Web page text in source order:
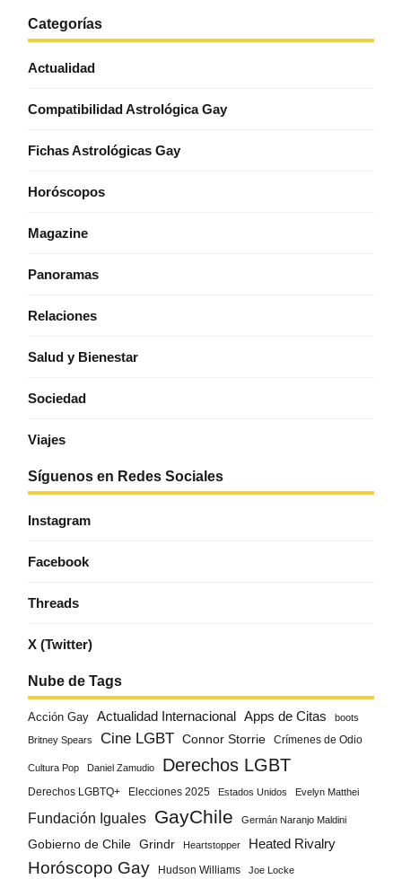
Categorías
Actualidad
Compatibilidad Astrológica Gay
Fichas Astrológicas Gay
Horóscopos
Magazine
Panoramas
Relaciones
Salud y Bienestar
Sociedad
Viajes
Síguenos en Redes Sociales
Instagram
Facebook
Threads
X (Twitter)
Nube de Tags
Acción Gay Actualidad Internacional Apps de Citas boots
Britney Spears Cine LGBT Connor Storrie Crímenes de Odio
Cultura Pop Daniel Zamudio Derechos LGBT
Derechos LGBTQ+ Elecciones 2025 Estados Unidos Evelyn Matthei
Fundación Iguales GayChile Germán Naranjo Maldini
Gobierno de Chile Grindr Heartstopper Heated Rivalry
Horóscopo Gay Hudson Williams Joe Locke